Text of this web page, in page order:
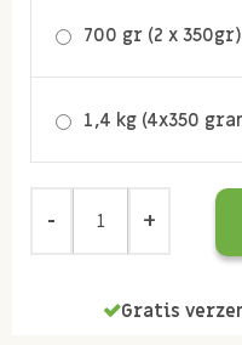
700 gr (2 x 350gr)
1,4 kg (4x350
Gratis